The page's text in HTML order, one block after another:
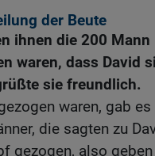
der Beute
ihnen die 200 Mann
waren, dass David
sie freundlich.
waren, gab es
die sagten zu
gezogen, also